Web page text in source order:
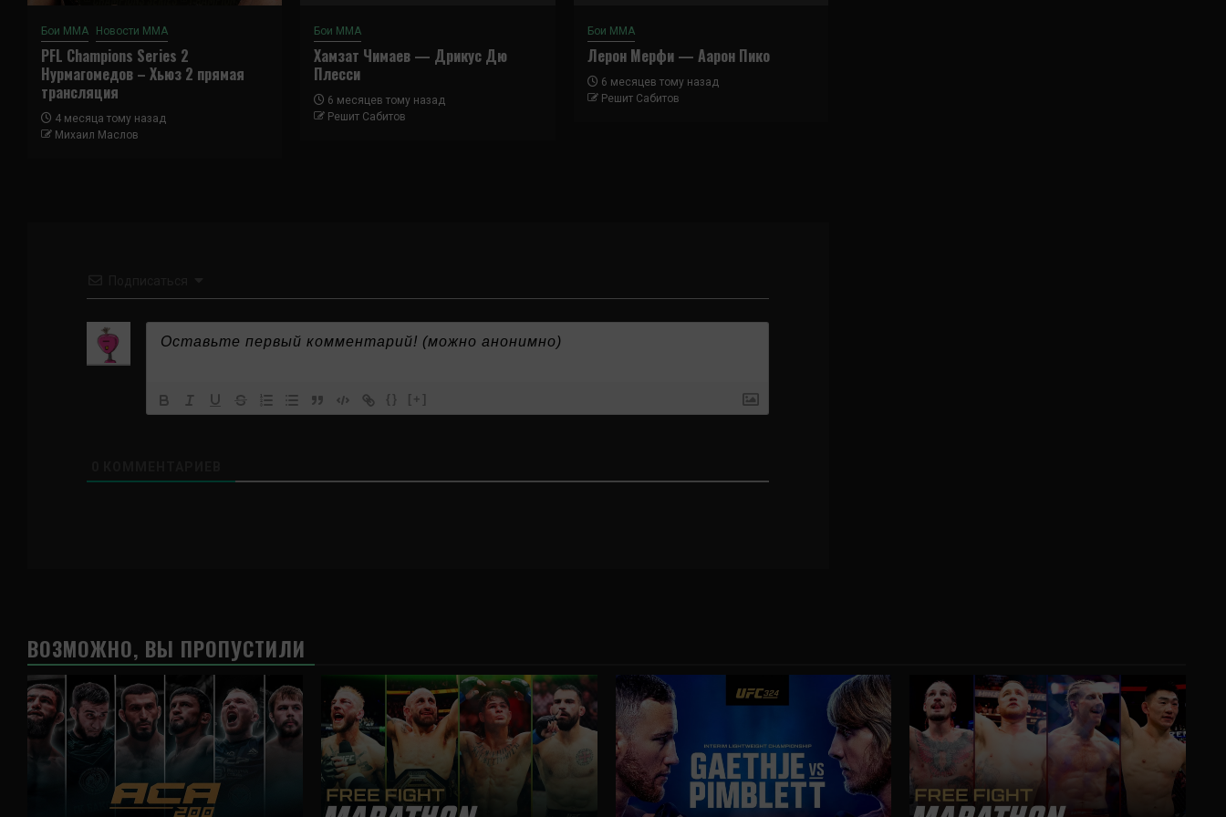
Бои ММА Новости ММА
PFL Champions Series 2
Нурмагомедов – Хьюз 2 прямая
трансляция
4 месяца тому назад
Михаил Маслов
Бои ММА
Хамзат Чимаев — Дрикус Дю
Плесси
6 месяцев тому назад
Решит Сабитов
Бои ММА
Лерон Мерфи — Аарон Пико
6 месяцев тому назад
Решит Сабитов
{} [+]
ВОЗМОЖНО, ВЫ ПРОПУСТИЛИ